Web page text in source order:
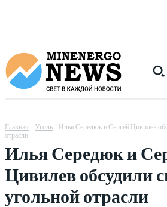
Главная Уголь
Илья Середюк и Сергей Цивилев
отрасли
Илья Середюк и
Цивилев обсудили
угольной отрасли